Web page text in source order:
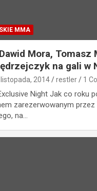
MMA
Mora, Tomasz
na gali w
2014 restler 1
Night Jak co roku
zarezerwowanym
na…